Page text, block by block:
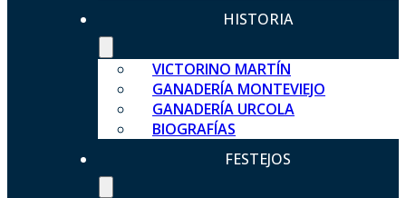
HISTORIA
VICTORINO MARTÍN
GANADERÍA MONTEVIEJO
GANADERÍA URCOLA
BIOGRAFÍAS
FESTEJOS